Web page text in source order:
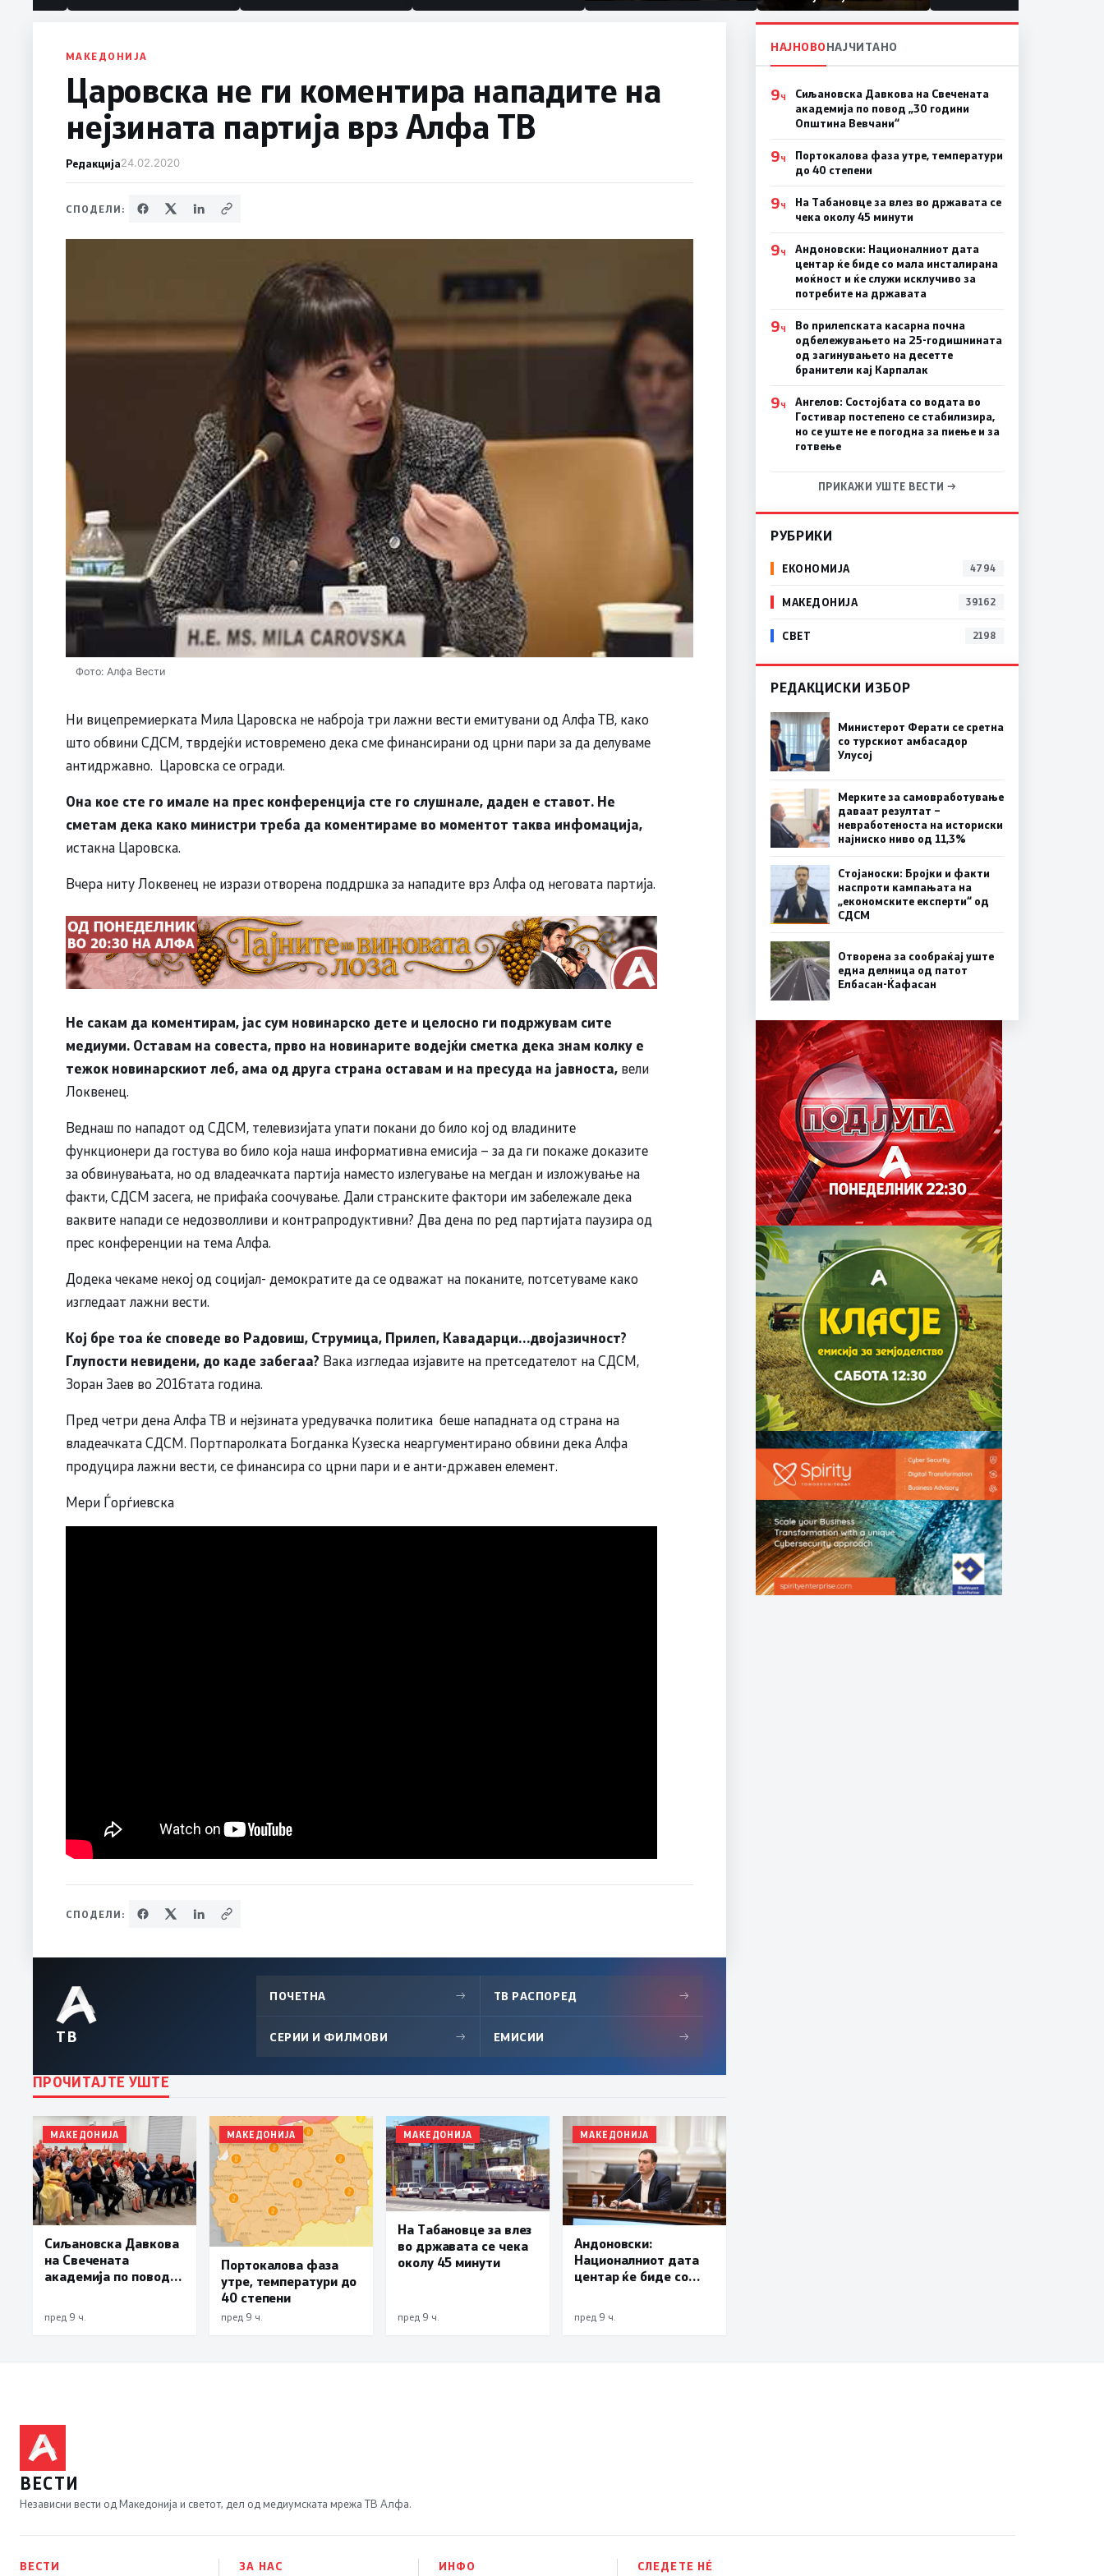
половина тунел во слепа
првачиња помалку
МАКЕДОНИЈА
Царовска не ги коментира нападите на
нејзината партија врз Алфа ТВ
Редакција24.02.2020
СПОДЕЛИ:
Фото: Алфа Вести
Ни вицепремиерката Мила Царовска не наброја три лажни вести емитувани од Алфа ТВ, како
што обвини СДСМ, тврдејќи истовремено дека сме финансирани од црни пари за да делуваме
антидржавно. Царовска се огради.
Oна кое сте го имале на прес конференција сте го слушнале, даден е ставот. Не
сметам дека како министри треба да коментираме во моментот таква инфомација,
истакна Царовска.
Вчера ниту Локвенец не изрази отворена поддршка за нападите врз Алфа од неговата партија.
Не сакам да коментирам, јас сум новинарско дете и целосно ги подржувам сите
медиуми. Оставам на совеста, прво на новинарите водејќи сметка дека знам колку е
тежок новинарскиот леб, ама од друга страна оставам и на пресуда на јавноста, вели
Локвенец.
Веднаш по нападот од СДСМ, телевизијата упати покани до било кој од владините
функционери да гостува во било која наша информативна емисија – за да ги покаже доказите
за обвинувањата, но од владеачката партија наместо излегување на мегдан и изложување на
факти, СДСМ засега, не прифаќа соочување. Дали странските фактори им забележале дека
ваквите напади се недозволливи и контрапродуктивни? Два дена по ред партијата паузира од
прес конференции на тема Алфа.
Додека чекаме некој од социјал- демократите да се одважат на поканите, потсетуваме како
изгледаат лажни вести.
Кој бре тоа ќе споведе во Радовиш, Струмица, Прилеп, Кавадарци…двојазичност?
Глупости невидени, до каде забегаа? Вака изгледаа изјавите на претседателот на СДСМ,
Зоран Заев во 2016тата година.
Пред четри дена Алфа ТВ и нејзината уредувачка политика беше нападната од страна на
владеачката СДСМ. Портпаролката Богданка Кузеска неаргументирано обвини дека Алфа
продуцира лажни вести, се финансира со црни пари и е анти-државен елемент.
Мери Ѓорѓиевска
СПОДЕЛИ:
ТВ
ПОЧЕТНА → ТВ РАСПОРЕД →
СЕРИИ И ФИЛМОВИ → ЕМИСИИ →
ПРОЧИТАЈТЕ УШТЕ
МАКЕДОНИЈА
Сиљановска Давкова
на Свечената
академија по повод
пред 9 ч.
МАКЕДОНИЈА
Портокалова фаза
утре, температури до
40 степени
пред 9 ч.
МАКЕДОНИЈА
На Табановце за влез
во државата се чека
околу 45 минути
пред 9 ч.
МАКЕДОНИЈА
Андоновски:
Националниот дата
центар ќе биде со
исклучиво за
пред 9 ч.
НАЈНОВОНАЈЧИТАНО
9Ч
Сиљановска Давкова на Свечената
академија по повод „30 години
Општина Вевчани“
9Ч
Портокалова фаза утре, температури
до 40 степени
9Ч
На Табановце за влез во државата се
чека околу 45 минути
9Ч
Андоновски: Националниот дата
центар ќе биде со мала инсталирана
моќност и ќе служи исклучиво за
потребите на државата
9Ч
Во прилепската касарна почна
одбележувањето на 25-годишнината
од загинувањето на десетте
бранители кај Карпалак
9Ч
Ангелов: Состојбата со водата во
Гостивар постепено се стабилизира,
но се уште не е погодна за пиење и за
готвење
ПРИКАЖИ УШТЕ ВЕСТИ →
РУБРИКИ
ЕКОНОМИЈА 4794
МАКЕДОНИЈА 39162
СВЕТ 2198
РЕДАКЦИСКИ ИЗБОР
Министерот Ферати се сретна
со турскиот амбасадор
Улусој
Мерките за самовработување
даваат резултат –
невработеноста на историски
најниско ниво од 11,3%
Стојаноски: Бројки и факти
наспроти кампањата на
„економските експерти“ од
СДСM
Отворена за сообраќај уште
една делница од патот
Елбасан-Ќафасан
ВЕСТИ
Независни вести од Македонија и светот, дел од медиумската мрежа ТВ Алфа.
ВЕСТИ ЗА НАС ИНФО СЛЕДЕТЕ НÉ